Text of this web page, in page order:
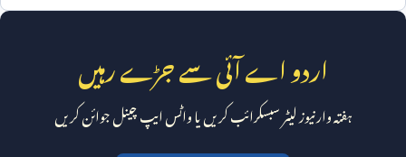
اردو اے آئی سے جڑے رہیں
ہفتہ وار نیوز لیٹر سبسکرائب کریں یا واٹس ایپ چینل جوائن کریں